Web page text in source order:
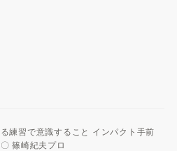
練習で意識すること インパクト手前
篠崎紀夫プロ